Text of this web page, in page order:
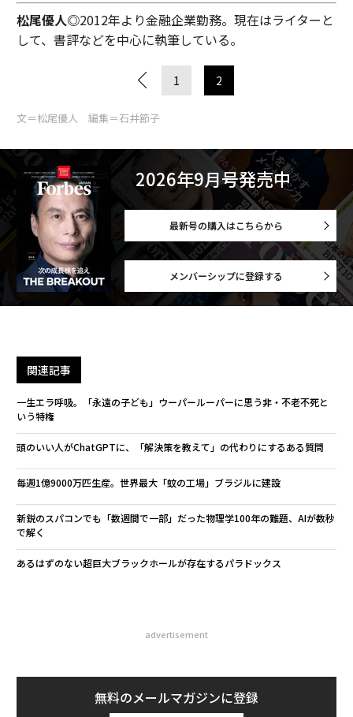
松尾優人◎2012年より金融企業勤務。現在はライターと
して、書評などを中心に執筆している。
1 2
文＝松尾優人 編集＝石井節子
2026年9月号発売中
最新号の購入はこちらから
メンバーシップに登録する
関連記事
一生エラ呼吸。「永遠の子ども」ウーパールーパーに思う非・不老不死と
いう特権
頭のいい人がChatGPTに、「解決策を教えて」の代わりにするある質問
毎週1億9000万匹生産。世界最大「蚊の工場」ブラジルに建設
新鋭のスパコンでも「数週間で一部」だった物理学100年の難題、AIが数秒
で解く
あるはずのない超巨大ブラックホールが存在するパラドックス
advertisement
無料のメールマガジンに登録